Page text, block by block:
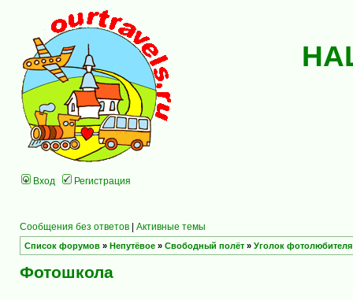
Вход Регистрация
Сообщения без ответов | Активные темы
Список форумов » Непутёвое » Свободный полёт » Уголок фотолюбителя
Фотошкола